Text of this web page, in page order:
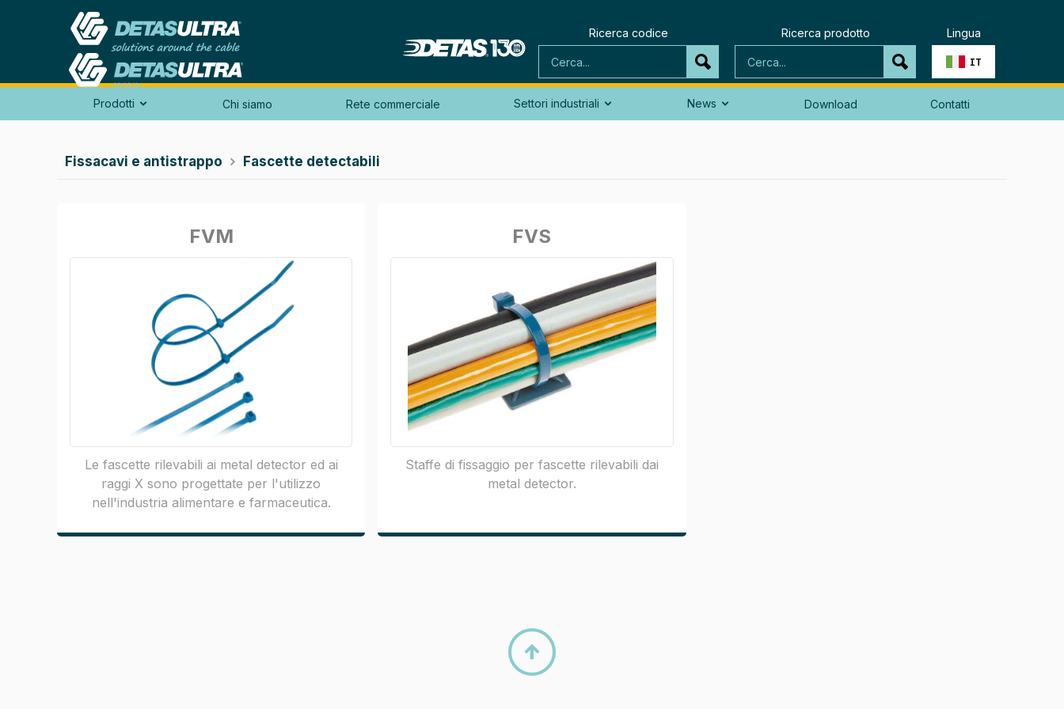
Ricerca codice Ricerca prodotto Lingua
IT
Prodotti  Chi siamo Rete commerciale Settori industriali  News  Download Contatti
Fissacavi e antistrappo  Fascette detectabili
FVM
Le fascette rilevabili ai metal detector ed ai
raggi X sono progettate per l'utilizzo
nell'industria alimentare e farmaceutica.
FVS
Staffe di fissaggio per fascette rilevabili dai
metal detector.
